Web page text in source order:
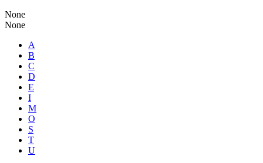
None
None
A
B
C
D
E
I
M
O
S
T
U